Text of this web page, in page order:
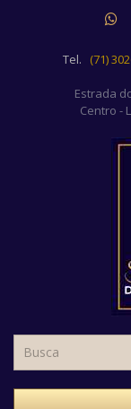
Tel. (71)
Estrada
Centro -